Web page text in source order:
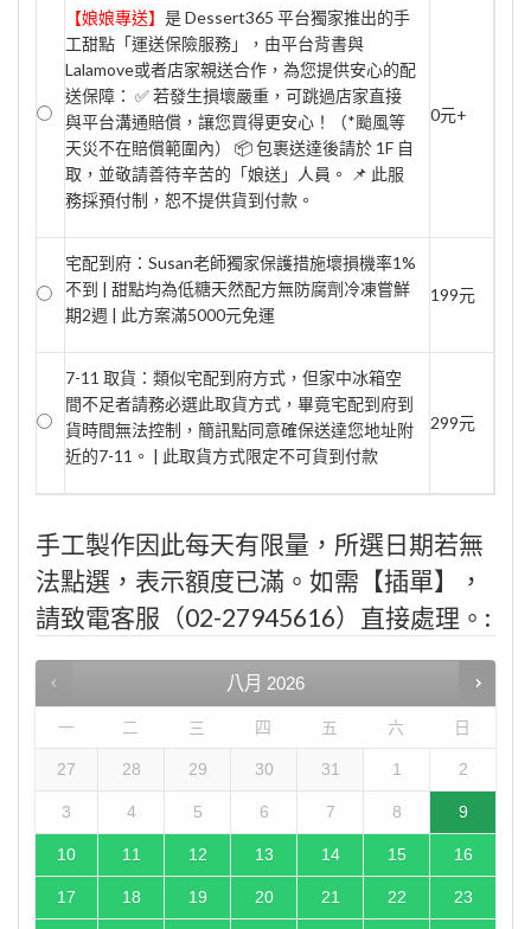
【娘娘專送】 是 Dessert365 平台獨家推出的手
工甜點「運送保險服務」，由平台背書與
Lalamove或者店家親送合作，為您提供安心的配
送保障： ✅ 若發生損壞嚴重，可跳過店家直接
與平台溝通賠償，讓您買得更安心！（*颱風等
天災不在賠償範圍內） 📦 包裹送達後請於 1F 自
取，並敬請善待辛苦的「娘送」人員。 📌 此服
務採預付制，恕不提供貨到付款。
0元+
宅配到府：Susan老師獨家保護措施壞損機率1%
不到 | 甜點均為低糖天然配方無防腐劑冷凍嘗鮮
期2週 | 此方案滿5000元免運
199元
7-11 取貨：類似宅配到府方式，但家中冰箱空
間不足者請務必選此取貨方式，畢竟宅配到府到
貨時間無法控制，簡訊點同意確保送達您地址附
近的7-11。 | 此取貨方式限定不可貨到付款
299元
手工製作因此每天有限量，所選日期若無
法點選，表示額度已滿。如需【插單】，
請致電客服（02-27945616）直接處理。:
八月 2026
一 二 三 四 五 六 日
27 28 29 30 31 1 2
3 4 5 6 7 8 9
10 11 12 13 14 15 16
17 18 19 20 21 22 23